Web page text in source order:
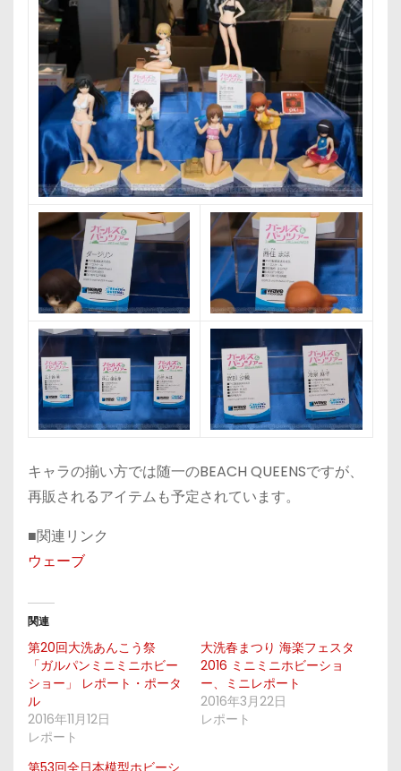
キャラの揃い方では随一のBEACH QUEENSですが、
再販されるアイテムも予定されています。
■関連リンク
ウェーブ
関連
第20回大洗あんこう祭
「ガルパンミニミニホビー
ショー」 レポート・ポータ
ル
2016年11月12日
レポート
大洗春まつり 海楽フェスタ
2016 ミニミニホビーショ
ー、ミニレポート
2016年3月22日
レポート
第53回全日本模型ホビーシ